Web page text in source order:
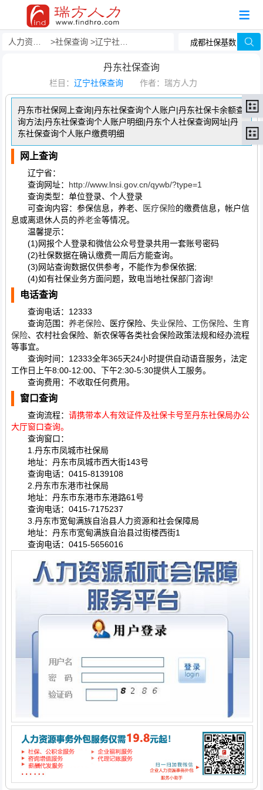
社保查询 辽宁社保查询
丹东社保查询
栏目： 辽宁社保查询 作者：瑞方人力
丹东市社保网上查询|丹东社保查询个人账户|丹东社保卡余额查
询方法|丹东社保查询个人账户明细|丹东个人社保查询网址|丹
东社保查询个人账户缴费明细
网上查询
辽宁省：
查询网址： http://www.lnsi.gov.cn/qywb/?type=1
查询类型：单位登录、个人登录
可查询内容：参保信息，养老、
医疗保险的缴费信息，帐户信
息或离退休人员的养老金等情况。
温馨提示：
(1)网报个人登录和微信公众号登录共用一套账号密码
(2)社保数据在确认缴费一周后方能查询。
(3)网站查询数据仅供参考，不能作为参保依据;
(4)如有社保业务方面问题，致电当地社保部门咨询!
电话查询
查询电话：12333
查询范围： 养老保险、医疗保险、 失业保险、 工伤保险、 生育
保险、农村社会保险、新农保等各类社会保险政策法规和经办流程
等事宜。
查询时间：12333全年365天24小时提供自动语音服务，法定
工作日上午8:00-12:00、下午2:30-5:30提供人工服务。
查询费用：不收取任何费用。
窗口查询
查询流程： 请携带本人有效证件及社保卡号至丹东社保局办公
大厅窗口查询。
查询窗口：
1.丹东市凤城市社保局
地址：丹东市凤城市西大街143号
查询电话：0415-8139108
2.丹东市东港市社保局
地址：丹东市东港市东港路61号
查询电话：0415-7175237
3.丹东市宽甸满族自治县人力资源和社会保障局
地址：丹东市宽甸满族自治县过街楼西街1
查询电话：0415-5656016